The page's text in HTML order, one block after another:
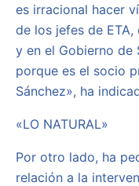
es irracional hacer
de los jefes de ETA,
y en el Gobierno de
porque es el socio
Sánchez», ha
«LO NATURAL»
Por otro lado, ha
relación a la